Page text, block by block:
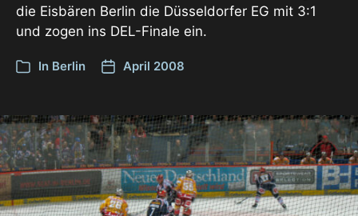
die Eisbären Berlin die Düsseldorfer EG mit 3:1
und zogen ins DEL-Finale ein.
In Berlin April 2008